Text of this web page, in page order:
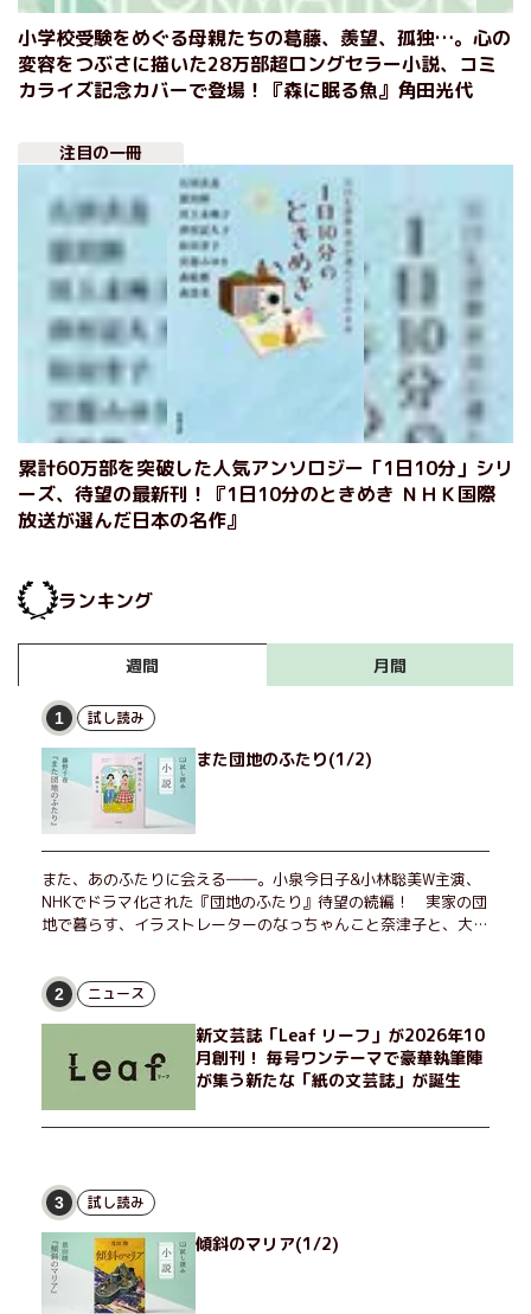
小学校受験をめぐる母親たちの葛藤、羨望、孤独…。心の
変容をつぶさに描いた28万部超ロングセラー小説、コミ
カライズ記念カバーで登場！『森に眠る魚』角田光代
注目の一冊
累計60万部を突破した人気アンソロジー「1日10分」シリ
ーズ、待望の最新刊！『1日10分のときめき ＮＨＫ国際
放送が選んだ日本の名作』
ランキング
週間 月間
1 試し読み
また団地のふたり(1/2)
また、あのふたりに会える――。小泉今日子&小林聡美W主演、
NHKでドラマ化された『団地のふたり』待望の続編！ 実家の団
地で暮らす、イラストレーターのなっちゃんこと奈津子と、大学
げたり、部屋でふたりだけの「台湾映画祭」を催したり。50代
独身、幼なじみの変わらぬ友情とささやかな幸せの日々を描く。
2 ニュース
新文芸誌「Leaf リーフ」が2026年10
月創刊！ 毎号ワンテーマで豪華執筆陣
が集う新たな「紙の文芸誌」が誕生
3 試し読み
傾斜のマリア(1/2)